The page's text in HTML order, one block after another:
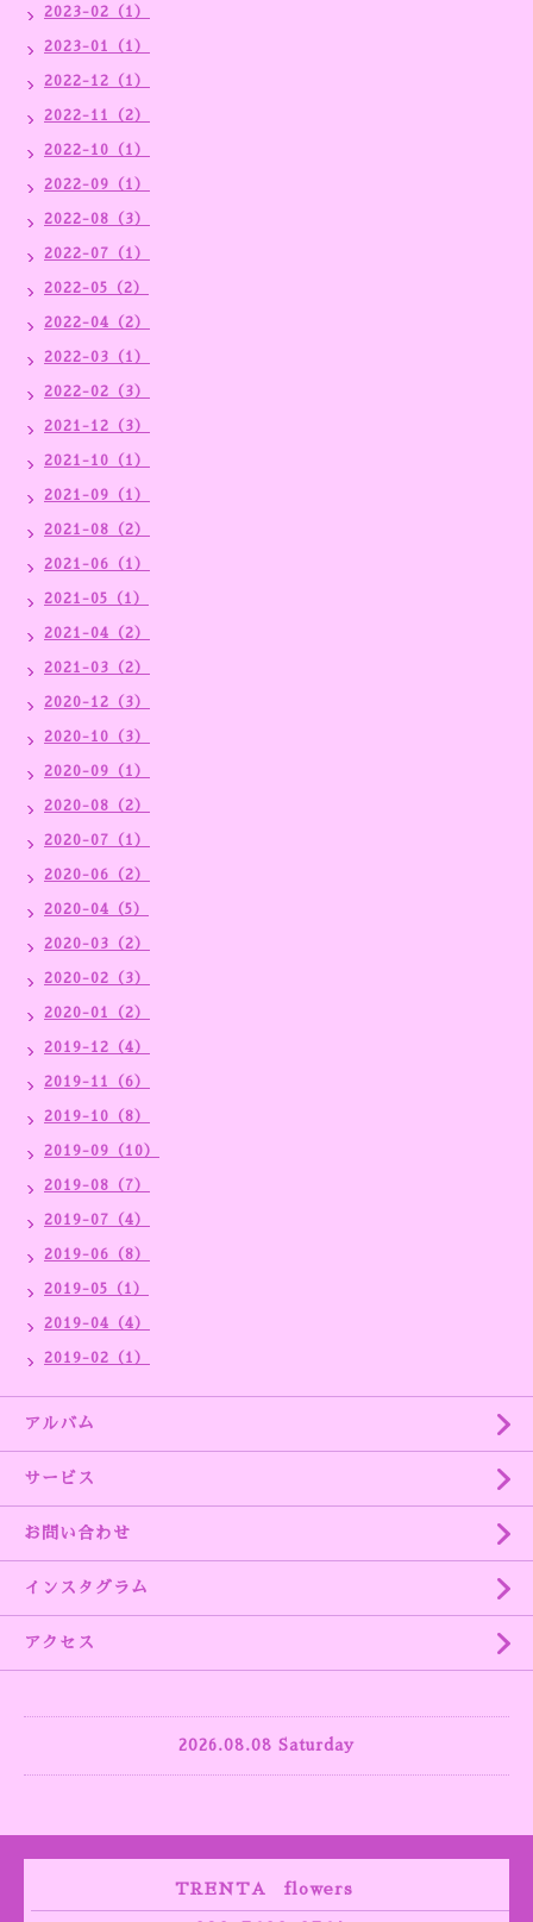
2023-02（1）
2023-01（1）
2022-12（1）
2022-11（2）
2022-10（1）
2022-09（1）
2022-08（3）
2022-07（1）
2022-05（2）
2022-04（2）
2022-03（1）
2022-02（3）
2021-12（3）
2021-10（1）
2021-09（1）
2021-08（2）
2021-06（1）
2021-05（1）
2021-04（2）
2021-03（2）
2020-12（3）
2020-10（3）
2020-09（1）
2020-08（2）
2020-07（1）
2020-06（2）
2020-04（5）
2020-03（2）
2020-02（3）
2020-01（2）
2019-12（4）
2019-11（6）
2019-10（8）
2019-09（10）
2019-08（7）
2019-07（4）
2019-06（8）
2019-05（1）
2019-04（4）
2019-02（1）
アルバム
サービス
お問い合わせ
インスタグラム
アクセス
2026.08.08 Saturday
TRENTA flowers